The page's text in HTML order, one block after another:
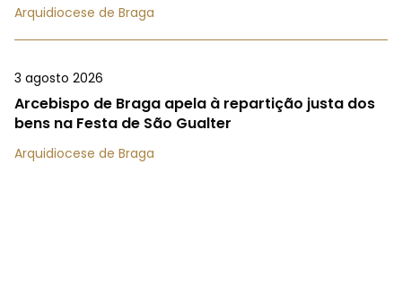
Arquidiocese de Braga
3 agosto 2026
Arcebispo de Braga apela à repartição justa dos
bens na Festa de São Gualter
Arquidiocese de Braga